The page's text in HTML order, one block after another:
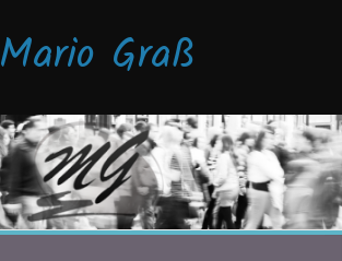
Mario Graß